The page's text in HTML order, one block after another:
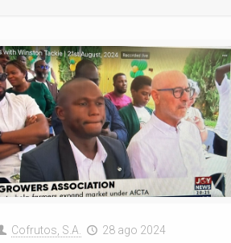
Cofrutos, S.A. 28 ago 2024